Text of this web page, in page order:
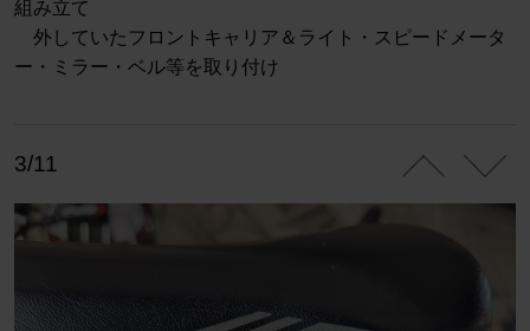
組み立て
外していたフロントキャリア＆ライト・スピードメータ
ー・ミラー・ベル等を取り付け
3/11